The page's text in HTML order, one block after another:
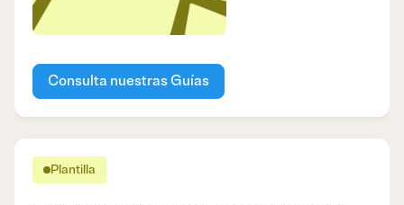
Consulta nuestras Guías
Plantilla